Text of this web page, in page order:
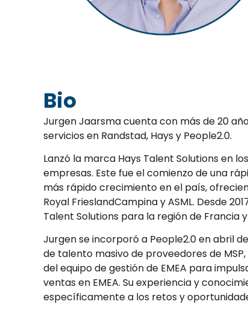
Bio
Jurgen Jaarsma cuenta con más de 20
servicios en Randstad, Hays y People2.0.
Lanzó la marca Hays Talent Solutions en
empresas. Este fue el comienzo de una
más rápido crecimiento en el país,
Royal FrieslandCampina y ASML. Desde
Talent Solutions para la región de Francia
Jurgen se incorporó a People2.0 en abril
de talento masivo de proveedores de
del equipo de gestión de EMEA para
ventas en EMEA. Su experiencia y
específicamente a los retos y